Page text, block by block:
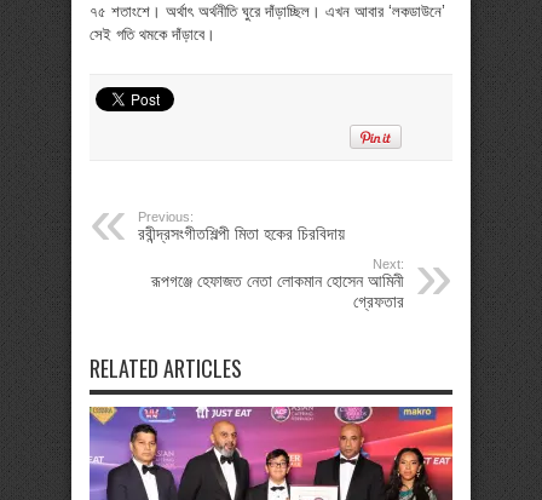
৭৫ শতাংশে। অর্থাৎ অর্থনীতি ঘুরে দাঁড়াচ্ছিল। এখন আবার ‘লকডাউনে’
সেই গতি থমকে দাঁড়াবে।
Previous:
রবীন্দ্রসংগীতশিল্পী মিতা হকের চিরবিদায়
Next:
রূপগঞ্জে হেফাজত নেতা লোকমান হোসেন আমিনী
গ্রেফতার
RELATED ARTICLES